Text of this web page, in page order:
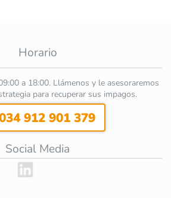
Horario
a 18:00. Llámenos y le asesoraremos
para recuperar sus impagos.
912 901 379
Social Media